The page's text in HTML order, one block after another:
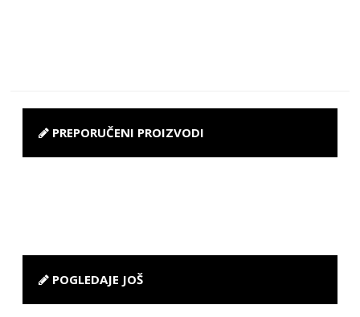
PREPORUČENI PROIZVODI
POGLEDAJE JOŠ